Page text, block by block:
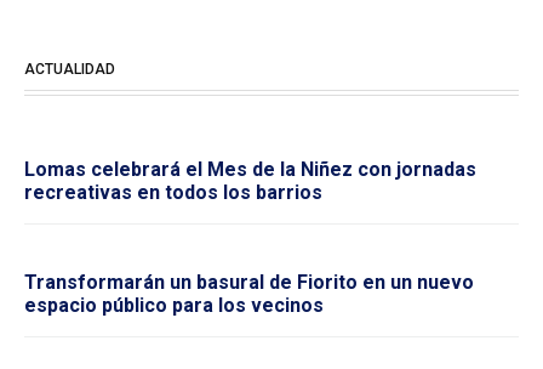
ACTUALIDAD
Lomas celebrará el Mes de la Niñez con jornadas
recreativas en todos los barrios
Transformarán un basural de Fiorito en un nuevo
espacio público para los vecinos